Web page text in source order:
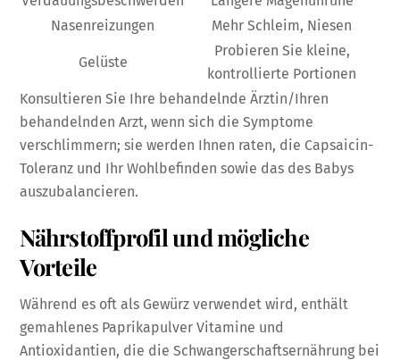
Nasenreizungen
Mehr Schleim, Niesen
Gelüste
Probieren Sie kleine,
kontrollierte Portionen
Konsultieren Sie Ihre behandelnde Ärztin/Ihren
behandelnden Arzt, wenn sich die Symptome
verschlimmern; sie werden Ihnen raten, die Capsaicin-
Toleranz und Ihr Wohlbefinden sowie das des Babys
auszubalancieren.
Nährstoffprofil und mögliche
Vorteile
Während es oft als Gewürz verwendet wird, enthält
gemahlenes Paprikapulver Vitamine und
Antioxidantien, die die Schwangerschaftsernährung bei